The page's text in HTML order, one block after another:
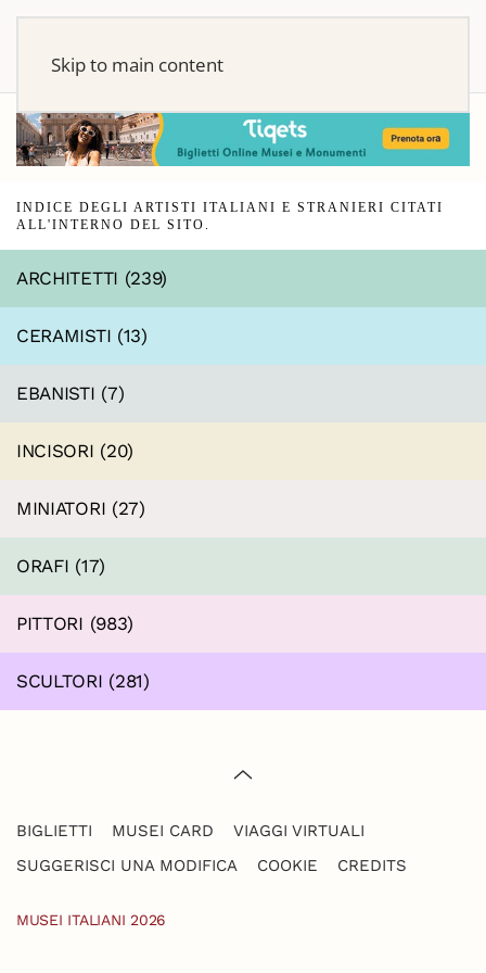
Skip to main content
INDICE DEGLI ARTISTI ITALIANI E STRANIERI CITATI
ALL'INTERNO DEL SITO.
ARCHITETTI (239)
CERAMISTI (13)
EBANISTI (7)
INCISORI (20)
MINIATORI (27)
ORAFI (17)
PITTORI (983)
SCULTORI (281)
BIGLIETTI MUSEI CARD
VIAGGI VIRTUALI
SUGGERISCI UNA MODIFICA
COOKIE CREDITS
MUSEI ITALIANI 2026